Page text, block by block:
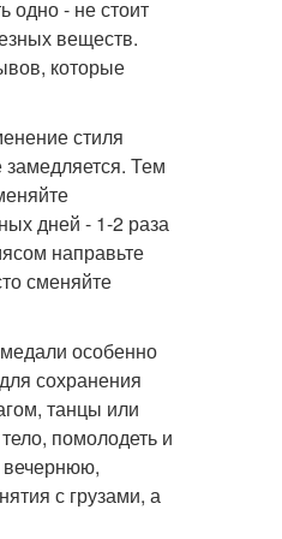
одно - не стоит
веществ.
которые
стиля
замедляется. Тем
дней - 1-2 раза
направьте
сменяйте
особенно
сохранения
танцы или
помолодеть и
вечернюю,
с грузами, а